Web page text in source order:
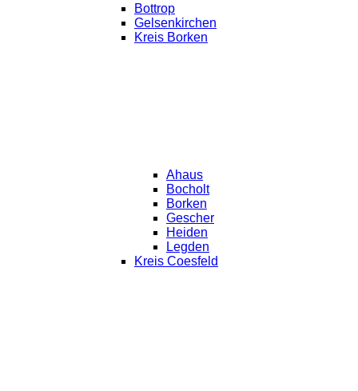
Bottrop
Gelsenkirchen
Kreis Borken
Ahaus
Bocholt
Borken
Gescher
Heiden
Legden
Kreis Coesfeld